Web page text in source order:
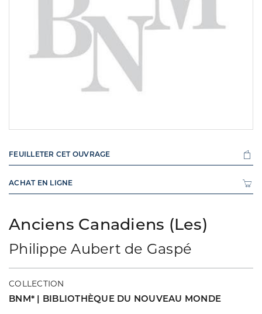
Anciens Canadiens (Les)
Philippe Aubert de Gaspé
COLLECTION
BNM* | BIBLIOTHÈQUE DU NOUVEAU MONDE
FEUILLETER CET OUVRAGE
ACHAT EN LIGNE